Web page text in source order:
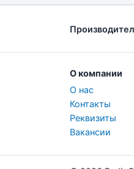
О компании
О нас
Контакты
Реквизиты
Вакансии